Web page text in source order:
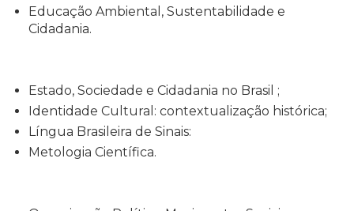
Educação Ambiental, Sustentabilidade e
Cidadania.
Estado, Sociedade e Cidadania no Brasil ;
Identidade Cultural: contextualização histórica;
Língua Brasileira de Sinais:
Metologia Científica.